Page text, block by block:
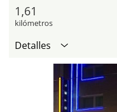
1,61
kilómetros
Detalles